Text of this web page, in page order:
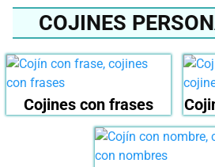
COJINES
Cojines con frases